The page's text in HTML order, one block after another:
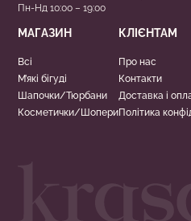
Пн-Нд 10:00 – 19:00
МАГАЗИН
Всі
М’які бігуді
Шапочки/Тюрбани
Косметички/Шопери
КЛІЄНТАМ
Про нас
Контакти
Доставка і
Політика